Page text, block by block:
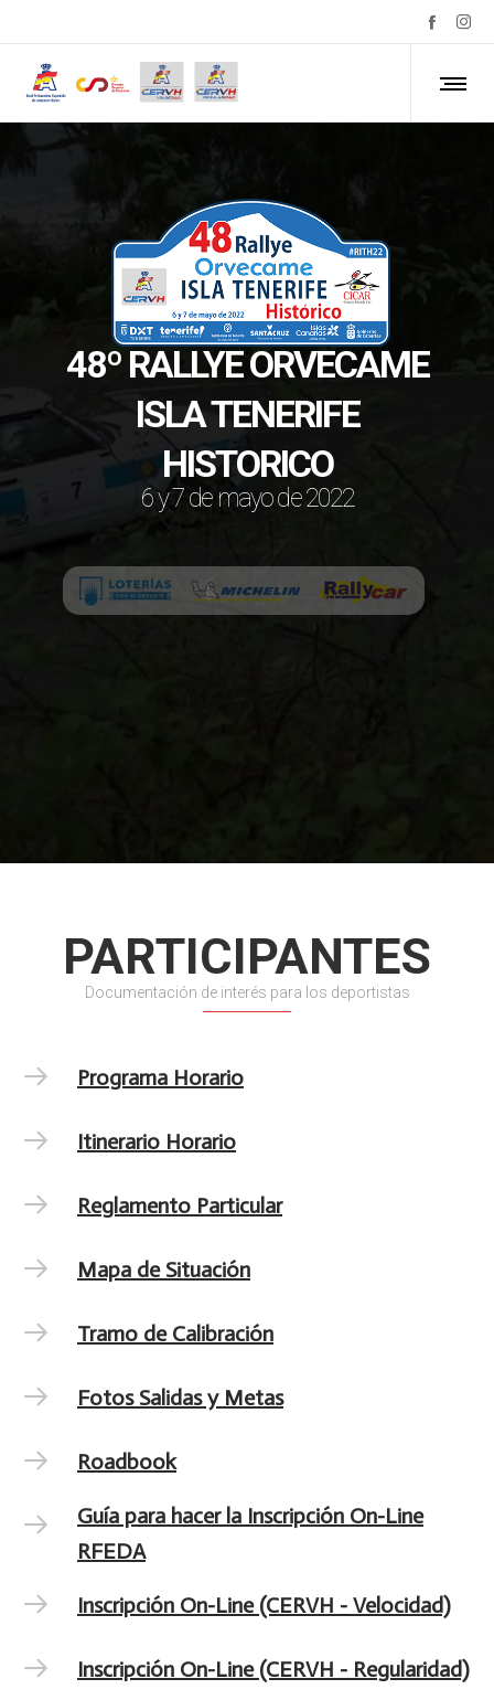
48º RALLYE ORVECAME
ISLA TENERIFE
HISTORICO
6 y 7 de mayo de 2022
PARTICIPANTES
Documentación de interés para los deportistas
Programa Horario
Itinerario Horario
Reglamento Particular
Mapa de Situación
Tramo de Calibración
Fotos Salidas y Metas
Roadbook
Guía para hacer la Inscripción On-Line
RFEDA
Inscripción On-Line (CERVH - Velocidad)
Inscripción On-Line (CERVH - Regularidad)